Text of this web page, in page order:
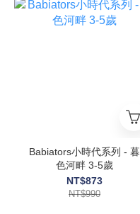
Babiators小時代系列 - 暮
色河畔 3-5歲
NT$873
NT$990